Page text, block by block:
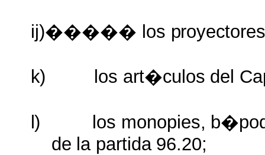
ij)����� los
k) los art�culos del
l) los monopies,
de la partida 96.20;